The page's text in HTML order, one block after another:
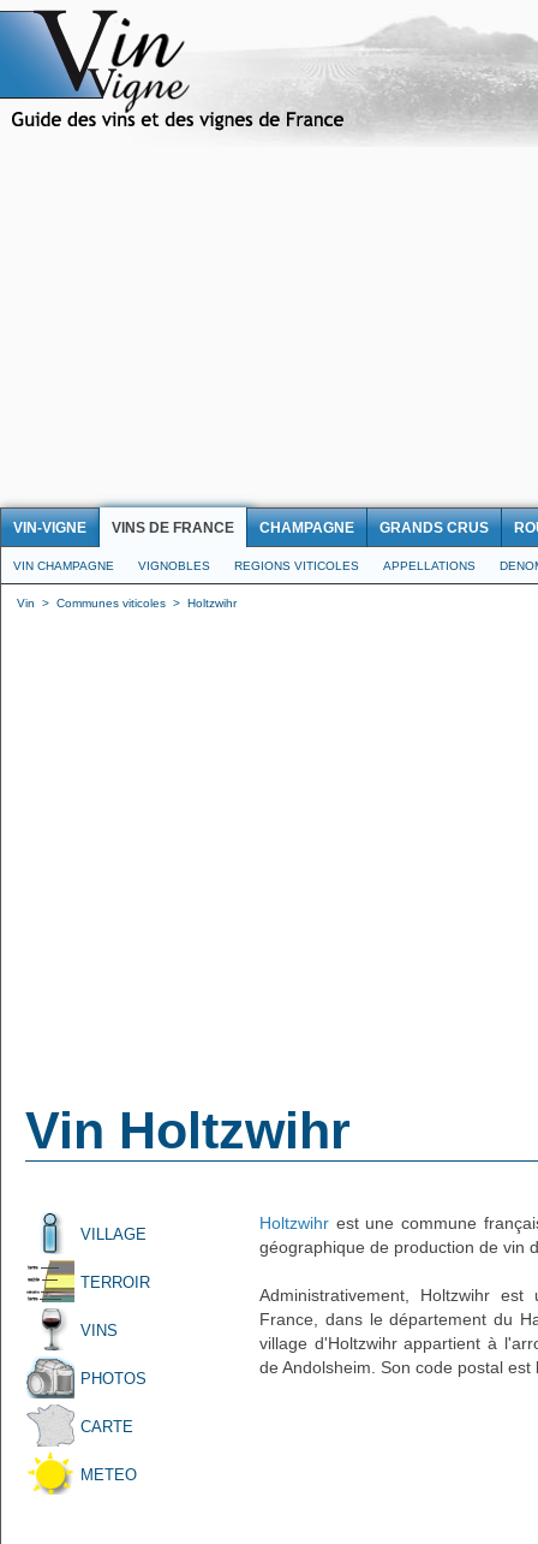
VIN-VIGNE VINS DE FRANCE CHAMPAGNE GRANDS CRUS
VIN CHAMPAGNE VIGNOBLES REGIONS VITICOLES APPELLATIONS
Vin > Communes viticoles > Holtzwihr
Vin Holtzwihr
VILLAGE
TERROIR
VINS
PHOTOS
CARTE
METEO
Holtzwihr est une commune
géographique de production de vin
Administrativement, Holtzwihr
France, dans le département du
village d'Holtzwihr appartient à
de Andolsheim. Son code postal est